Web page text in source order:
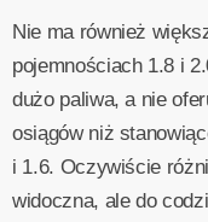
Nie ma również
pojemnościach 1.8 i
dużo paliwa, a nie
osiągów niż
i 1.6. Oczywiście
widoczna, ale do